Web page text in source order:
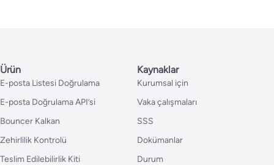
Ürün
E-posta Listesi Doğrulama
E-posta Doğrulama API’si
Bouncer Kalkan
Zehirlilik Kontrolü
Teslim Edilebilirlik Kiti
Kaynaklar
Kurumsal için
Vaka çalışmaları
SSS
Dokümanlar
Durum